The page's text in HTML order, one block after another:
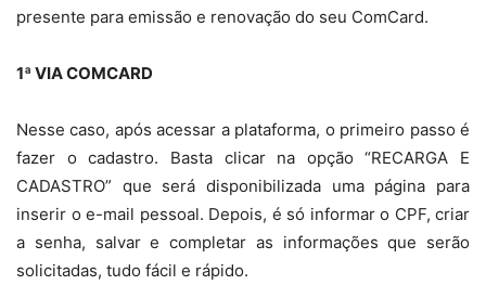
presente para emissão e renovação do seu ComCard.
1ª VIA COMCARD
Nesse caso, após acessar a plataforma, o primeiro passo é
fazer o cadastro. Basta clicar na opção “RECARGA E
CADASTRO” que será disponibilizada uma página para
inserir o e-mail pessoal. Depois, é só informar o CPF, criar
a senha, salvar e completar as informações que serão
solicitadas, tudo fácil e rápido.